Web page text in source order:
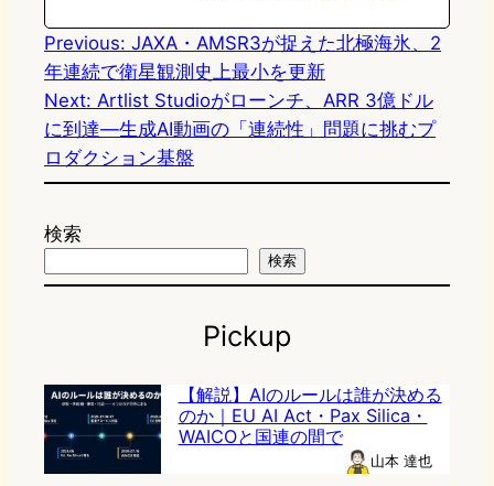
Previous: JAXA・AMSR3が捉えた北極海氷、2
年連続で衛星観測史上最小を更新
Next: Artlist Studioがローンチ、ARR 3億ドル
に到達—生成AI動画の「連続性」問題に挑むプ
ロダクション基盤
検索
検索
Pickup
【解説】AIのルールは誰が決める
のか｜EU AI Act・Pax Silica・
WAICOと国連の間で
山本 達也